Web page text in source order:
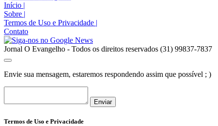
Início |
Sobre |
Termos de Uso e Privacidade |
Contato
Jornal O Evangelho - Todos os direitos reservados (31) 99837-7837
Envie sua mensagem, estaremos respondendo assim que possível ; )
Enviar
Termos de Uso e Privacidade